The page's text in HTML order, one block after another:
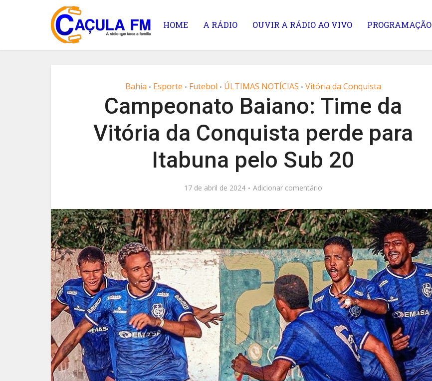
HOME A RÁDIO OUVIR A RÁDIO AO VIVO PROGRAMAÇÃO
Bahia • Esporte • Futebol • ÚLTIMAS NOTÍCIAS • Vitória da Conquista
Campeonato Baiano: Time da
Vitória da Conquista perde para
Itabuna pelo Sub 20
17 de abril de 2024 Adicionar comentário